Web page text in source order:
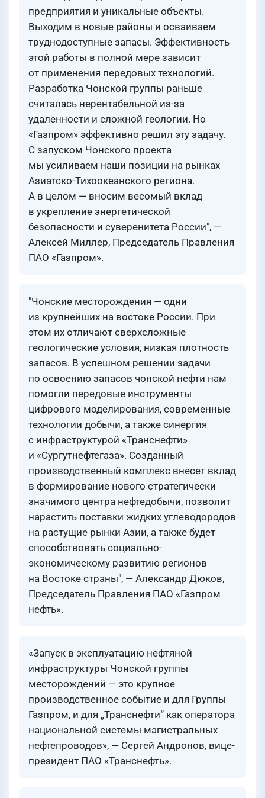
предприятия и уникальные объекты.
Выходим в новые районы и осваиваем
труднодоступные запасы. Эффективность
этой работы в полной мере зависит
от применения передовых технологий.
Разработка Чонской группы раньше
считалась нерентабельной из-за
удаленности и сложной геологии. Но
«Газпром» эффективно решил эту задачу.
С запуском Чонского проекта
мы усиливаем наши позиции на рынках
Азиатско-Тихоокеанского региона.
А в целом — вносим весомый вклад
в укрепление энергетической
безопасности и суверенитета России", —
Алексей Миллер, Председатель Правления
ПАО «Газпром».
"Чонские месторождения — одни
из крупнейших на востоке России. При
этом их отличают сверхсложные
геологические условия, низкая плотность
запасов. В успешном решении задачи
по освоению запасов чонской нефти нам
помогли передовые инструменты
цифрового моделирования, современные
технологии добычи, а также синергия
с инфраструктурой «Транснефти»
и «Сургутнефтегаза». Созданный
производственный комплекс внесет вклад
в формирование нового стратегически
значимого центра нефтедобычи, позволит
нарастить поставки жидких углеводородов
на растущие рынки Азии, а также будет
способствовать социально-
экономическому развитию регионов
на Востоке страны", — Александр Дюков,
Председатель Правления ПАО «Газпром
нефть».
«Запуск в эксплуатацию нефтяной
инфраструктуры Чонской группы
месторождений — это крупное
производственное событие и для Группы
Газпром, и для „Транснефти“ как оператора
национальной системы магистральных
нефтепроводов», — Сергей Андронов, вице-
президент ПАО «Транснефть».